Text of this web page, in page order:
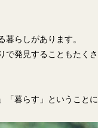
らしがあります。
で発見することもたくさ
「暮らす」ということに